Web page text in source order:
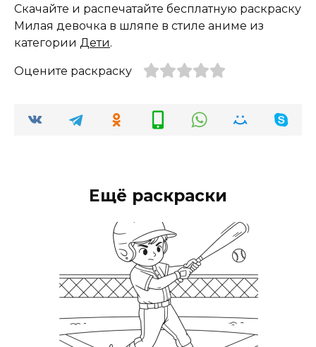
Скачайте и распечатайте бесплатную раскраску
Милая девочка в шляпе в стиле аниме из
категории Дети.
Оцените раскраску
Ещё раскраски